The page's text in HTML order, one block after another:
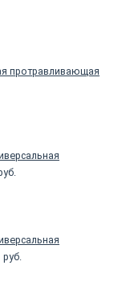
протравливающая
руб.